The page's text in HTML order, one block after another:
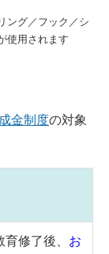
ング／フック／シ
使用されます
金制度の対象
修了後、 お